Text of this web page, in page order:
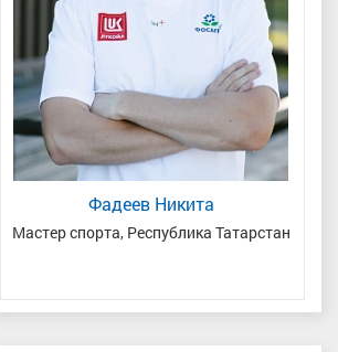
Фадеев Никита
Мастер спорта, Республика Татарстан